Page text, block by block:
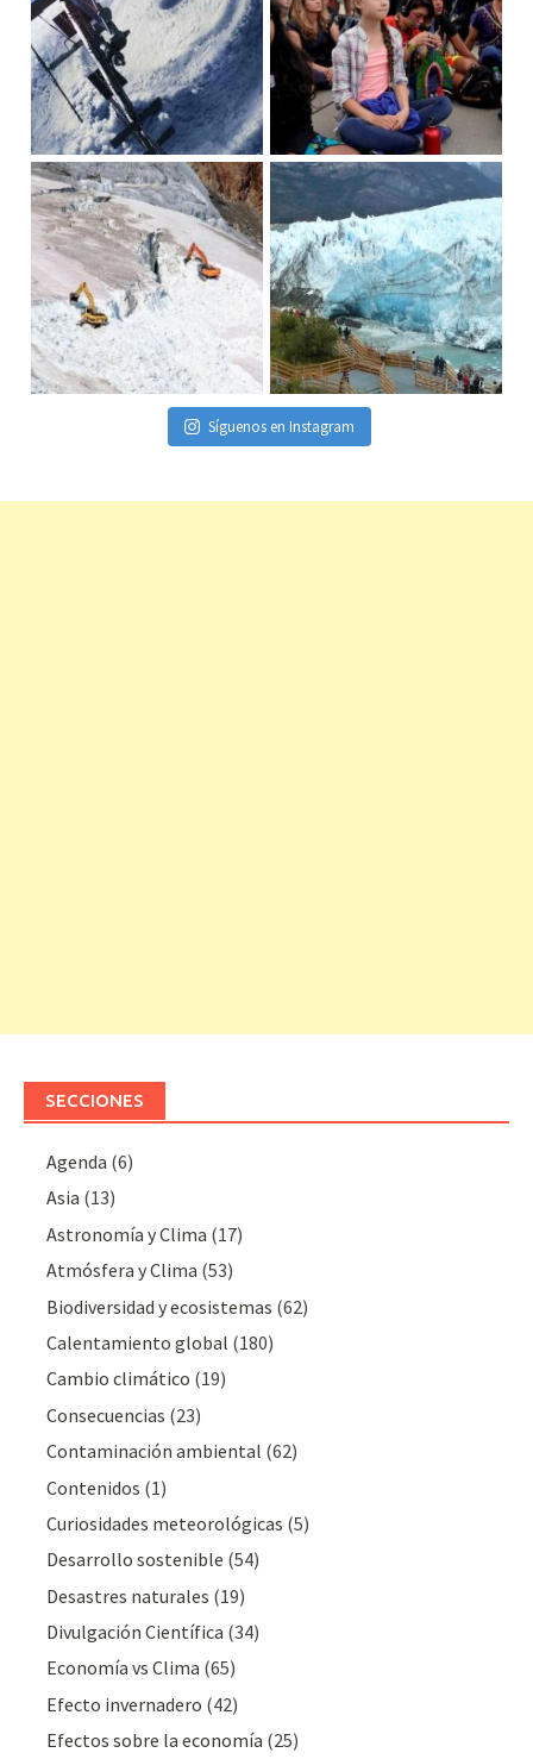
Síguenos en Instagram
SECCIONES
Agenda (6)
Asia (13)
Astronomía y Clima (17)
Atmósfera y Clima (53)
Biodiversidad y ecosistemas (62)
Calentamiento global (180)
Cambio climático (19)
Consecuencias (23)
Contaminación ambiental (62)
Contenidos (1)
Curiosidades meteorológicas (5)
Desarrollo sostenible (54)
Desastres naturales (19)
Divulgación Cientí­fica (34)
Economía vs Clima (65)
Efecto invernadero (42)
Efectos sobre la economía (25)